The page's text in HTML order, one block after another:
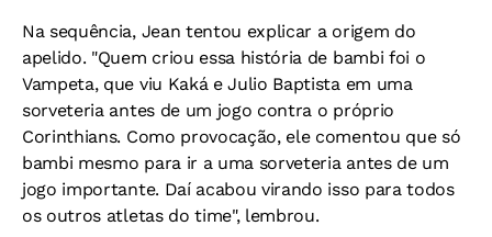
Na sequência, Jean tentou explicar a origem do
apelido. "Quem criou essa história de bambi foi o
Vampeta, que viu Kaká e Julio Baptista em uma
sorveteria antes de um jogo contra o próprio
Corinthians. Como provocação, ele comentou que só
bambi mesmo para ir a uma sorveteria antes de um
jogo importante. Daí acabou virando isso para todos
os outros atletas do time", lembrou.